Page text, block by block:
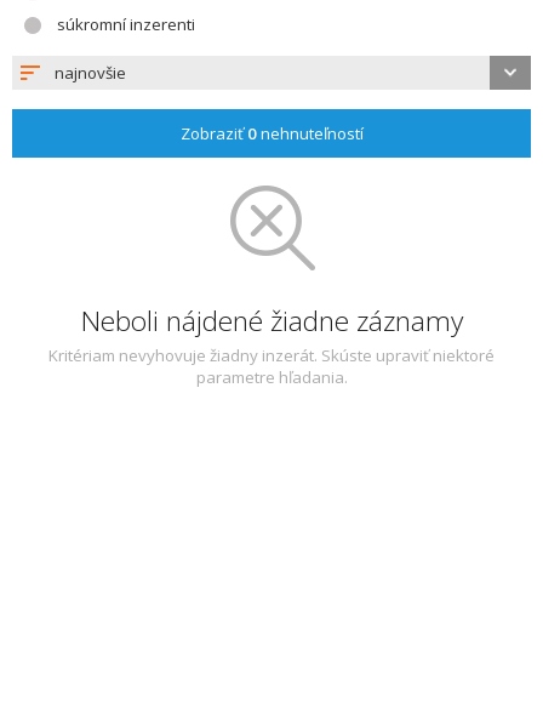
súkromní inzerenti
najnovšie
Zobraziť0nehnuteľností
Neboli nájdené žiadne záznamy
Kritériam nevyhovuje žiadny inzerát. Skúste upraviť niektoré
parametre hľadania.